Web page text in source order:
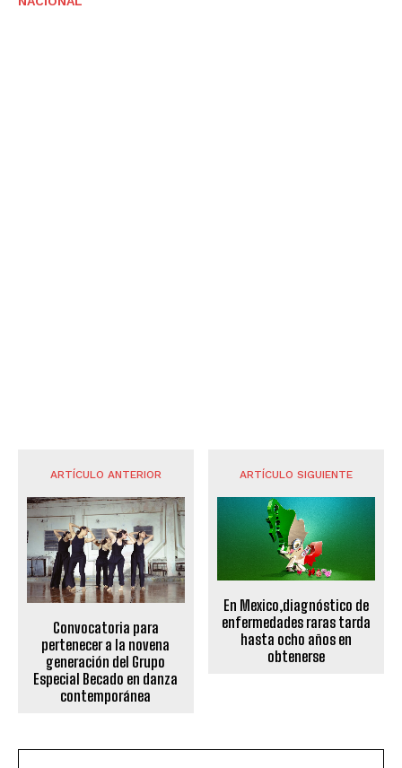
ARTÍCULO ANTERIOR
Convocatoria para
pertenecer a la novena
generación del Grupo
Especial Becado en danza
contemporánea
ARTÍCULO SIGUIENTE
En Mexico,diagnóstico de
enfermedades raras tarda
hasta ocho años en
obtenerse